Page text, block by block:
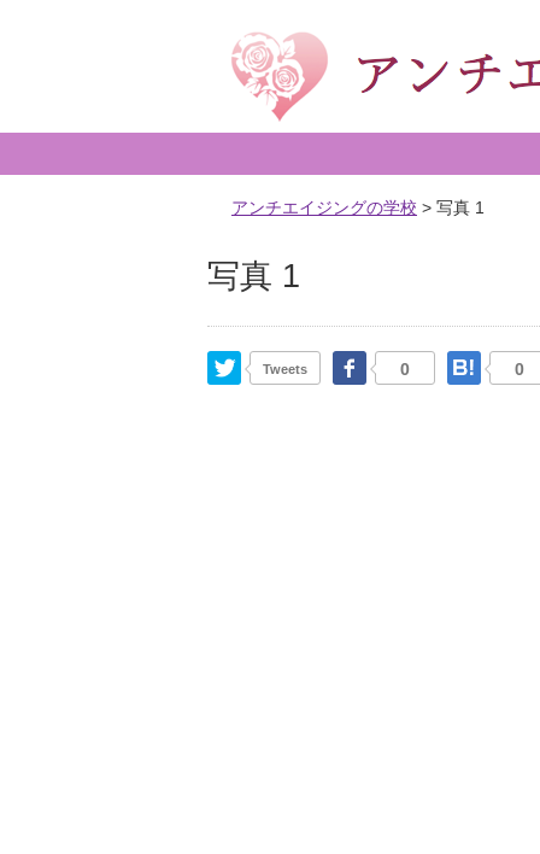
アンチエイジングの学校 > 写真 1
写真 1
Tweets
Twitter 0
Facebook 0
は